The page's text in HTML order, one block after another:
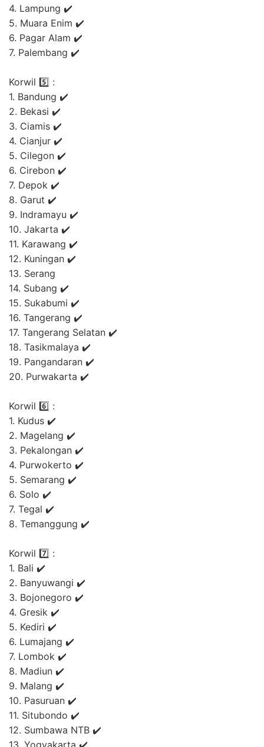
4. Lampung ✔️
5. Muara Enim ✔️
6. Pagar Alam ✔️
7. Palembang ✔️
Korwil 5️⃣ :
1. Bandung ✔️
2. Bekasi ✔️
3. Ciamis ✔️
4. Cianjur ✔️
5. Cilegon ✔️
6. Cirebon ✔️
7. Depok ✔️
8. Garut ✔️
9. Indramayu ✔️
10. Jakarta ✔️
11. Karawang ✔️
12. Kuningan ✔️
13. Serang
14. Subang ✔️
15. Sukabumi ✔️
16. Tangerang ✔️
17. Tangerang Selatan ✔️
18. Tasikmalaya ✔️
19. Pangandaran ✔️
20. Purwakarta ✔️
Korwil 6️⃣ :
1. Kudus ✔️
2. Magelang ✔️
3. Pekalongan ✔️
4. Purwokerto ✔️
5. Semarang ✔️
6. Solo ✔️
7. Tegal ✔️
8. Temanggung ✔️
Korwil 7️⃣ :
1. Bali ✔️
2. Banyuwangi ✔️
3. Bojonegoro ✔️
4. Gresik ✔️
5. Kediri ✔️
6. Lumajang ✔️
7. Lombok ✔️
8. Madiun ✔️
9. Malang ✔️
10. Pasuruan ✔️
11. Situbondo ✔️
12. Sumbawa NTB ✔️
13. Yogyakarta ✔️